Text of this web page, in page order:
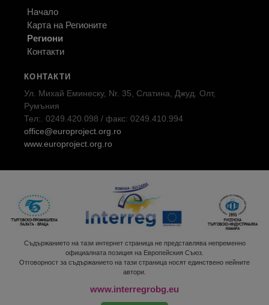
Начало
Карта на Регионите
Региони
Контакти
КОНТАКТИ
Ул. Михай Еминеску, Nr. 35, Слатина, Джуд. Олт,
Румъния
Тел:. 0249.420.098 / факс: 0249.410.994
office@europroject.org.ro
www.europroject.org.ro
Съдържанието на тази интернет страница не представлява непременно
официалната позиция на Европейския Съюз.
Отговорност за съдържанието на тази страница носят единствено нейните
автори.
www.interregrobg.eu